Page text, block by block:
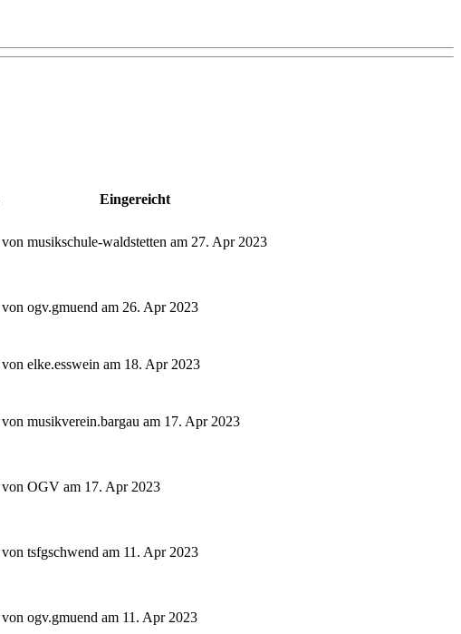
Eingereicht
von musikschule-waldstetten am 27. Apr 2023
von ogv.gmuend am 26. Apr 2023
von elke.esswein am 18. Apr 2023
von musikverein.bargau am 17. Apr 2023
von OGV am 17. Apr 2023
von tsfgschwend am 11. Apr 2023
von ogv.gmuend am 11. Apr 2023